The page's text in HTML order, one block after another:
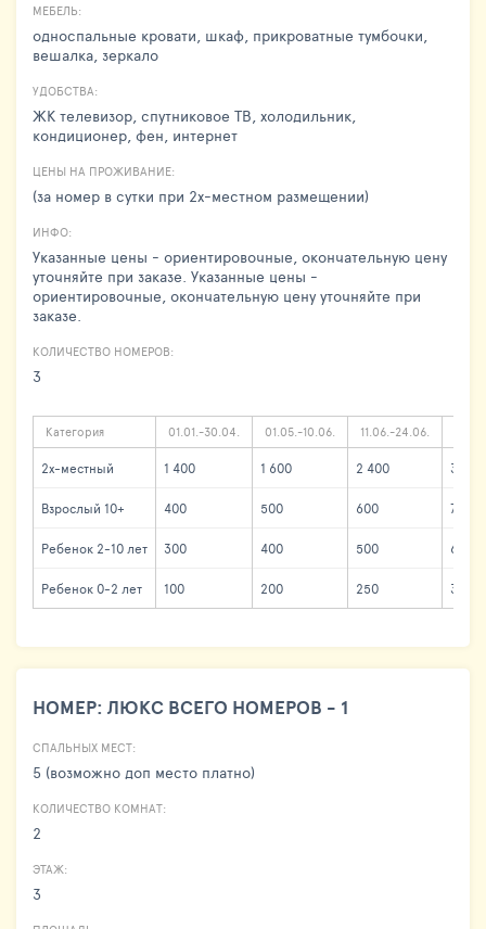
МЕБЕЛЬ:
односпальные кровати, шкаф, прикроватные тумбочки,
вешалка, зеркало
УДОБСТВА:
ЖК телевизор, спутниковое ТВ, холодильник,
кондиционер, фен, интернет
ЦЕНЫ НА ПРОЖИВАНИЕ:
(за номер в сутки при 2х-местном размещении)
ИНФО:
Указанные цены - ориентировочные, окончательную цену
уточняйте при заказе. Указанные цены -
ориентировочные, окончательную цену уточняйте при
заказе.
КОЛИЧЕСТВО НОМЕРОВ:
3
Категория 01.01.-30.04. 01.05.-10.06. 11.06.-24.06.
2х-местный 1 400 1 600 2 400 3 000
Взрослый 10+ 400 500 600 700
Ребенок 2-10 лет 300 400 500 600
Ребенок 0-2 лет 100 200 250 300
НОМЕР: ЛЮКС ВСЕГО НОМЕРОВ - 1
СПАЛЬНЫХ МЕСТ:
5 (возможно доп место платно)
КОЛИЧЕСТВО КОМНАТ:
2
ЭТАЖ:
3